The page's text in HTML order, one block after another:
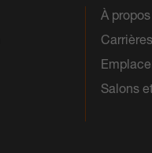
À
Carrières
Salons